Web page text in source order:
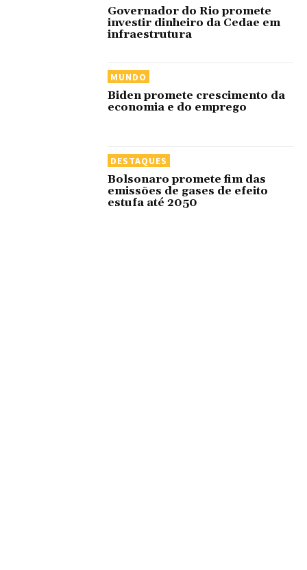
Governador do Rio promete
investir dinheiro da Cedae em
infraestrutura
MUNDO
Biden promete crescimento da
economia e do emprego
DESTAQUES
Bolsonaro promete fim das
emissões de gases de efeito
estufa até 2050